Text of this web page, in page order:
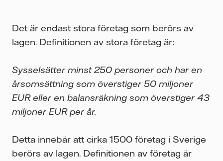
Det är endast stora företag som berörs av
lagen. Definitionen av stora företag är:
Sysselsätter minst 250 personer och har en
årsomsättning som överstiger 50 miljoner
EUR eller en balansräkning som överstiger 43
miljoner EUR per år.
Detta innebär att cirka 1500 företag i Sverige
berörs av lagen. Definitionen av företag är